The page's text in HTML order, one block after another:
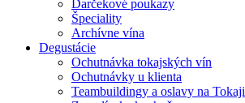
Darčekové poukazy
Špeciality
Archívne vína
Degustácie
Ochutnávka tokajských vín
Ochutnávky u klienta
Teambuildingy a oslavy na Tokaji